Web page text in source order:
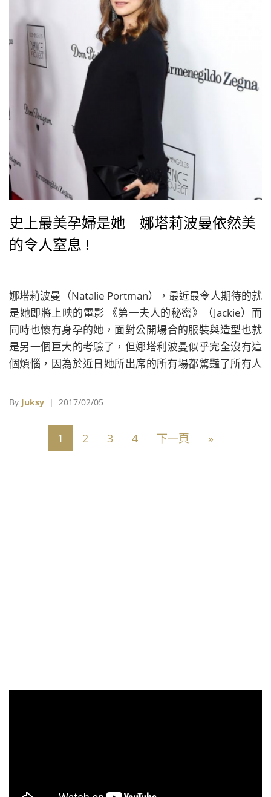
史上最美孕婦是她 娜塔莉波曼依然美
的令人窒息 !
娜塔莉波曼（Natalie Portman），最近最令人期待的就
是她即將上映的電影 《第一夫人的秘密》（Jackie）而
同時也懷有身孕的她，面對公開場合的服裝與造型也就
是另一個巨大的考驗了，但娜塔利波曼似乎完全沒有這
個煩惱，因為於近日她所出席的所有場都驚豔了所有人
發且最迷人的美 ! ▼擁有深髮色的娜塔莉波曼（Natalie
對比與巧妙的剪裁來隱藏懷孕的身型。
By Juksy | 2017/02/05
1 2 3 4 下一頁 »